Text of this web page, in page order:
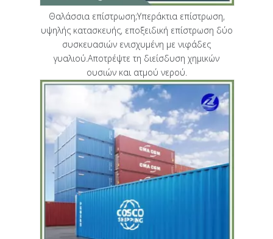
Θαλάσσια επίστρωση;Υπεράκτια επίστρωση,
υψηλής κατασκευής, εποξειδική επίστρωση δύο
συσκευασιών ενισχυμένη με νιφάδες
γυαλιού.Αποτρέψτε τη διείσδυση χημικών
ουσιών και ατμού νερού.